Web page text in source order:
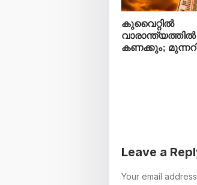
കുവൈറ്റിൽ
കണക്കും;
Leave a
Your email